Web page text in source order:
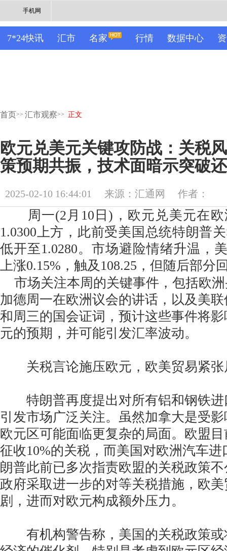
手机网
7*24快讯 汇市 名家 行情 数据中心
首页>> 汇市观察>> 正文
欧元兑美元关键攻防战：关税
策预期共振，技术面暗示突破
2025-02-10 16:44:01 来源：汇通网 作者：
周一(2月10日)，欧元兑美元在欧
1.0300上方，此前受美国总统特朗普
低开至1.0280。市场避险情绪升温，
上涨0.15%，触及108.25，但随后部分
市场关注本周的关键事件，包括欧洲
加德周一在欧洲议会的讲话，以及美
和周三的国会证词，预计这些事件将
元的预期，并可能引发汇率波动。
关税言论施压欧元，欧美贸易紧张
特朗普再度提出对所有铝和钢铁进
引发市场广泛关注。虽然加拿大是受
欧元区可能面临更复杂的局面。欧盟
征收10%的关税，而美国对欧洲汽车进
朗普此前已多次指责欧盟的关税政策
政府采取进一步的对等关税措施，欧
剧，进而对欧元构成额外压力。
有机构警告称，美国的关税政策或